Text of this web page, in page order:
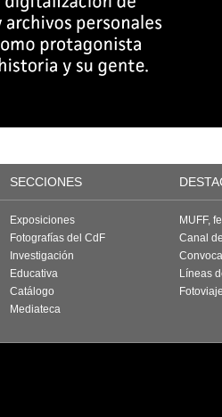
SECCIONES
Exposiciones
Fotografías del CdF
Investigación
Educativa
Catálogo
Mediateca
MUFF,
Canal
Líneas